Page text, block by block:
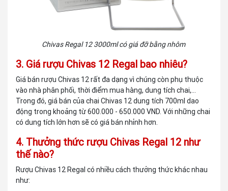
Chivas Regal 12 3000ml có giá đỡ bằng nhôm
3. Giá rượu Chivas 12 Regal bao nhiêu?
Giá bán rượu Chivas 12 rất đa dạng vì chúng còn phụ thuộc
vào nhà phân phối, thời điểm mua hàng, dung tích chai,...
Trong đó, giá bán của chai Chivas 12 dung tích 700ml dao
động trong khoảng từ 600.000 - 650.000 VND. Với những chai
có dung tích lớn hơn sẽ có giá bán nhỉnh hơn.
4. Thưởng thức rượu Chivas Regal 12 như
thế nào?
Rượu Chivas 12 Regal có nhiều cách thưởng thức khác nhau
như: